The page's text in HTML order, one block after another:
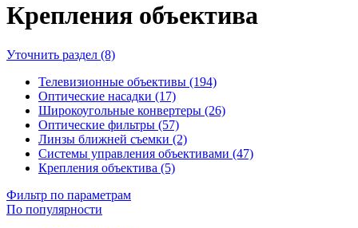
Крепления объектива
Уточнить раздел (8)
Телевизионные объективы (194)
Оптические насадки (17)
Широкоугольные конвертеры (26)
Оптические фильтры (57)
Линзы ближней съемки (2)
Системы управления объективами (47)
Крепления объектива (5)
Фильтр по параметрам
По популярности